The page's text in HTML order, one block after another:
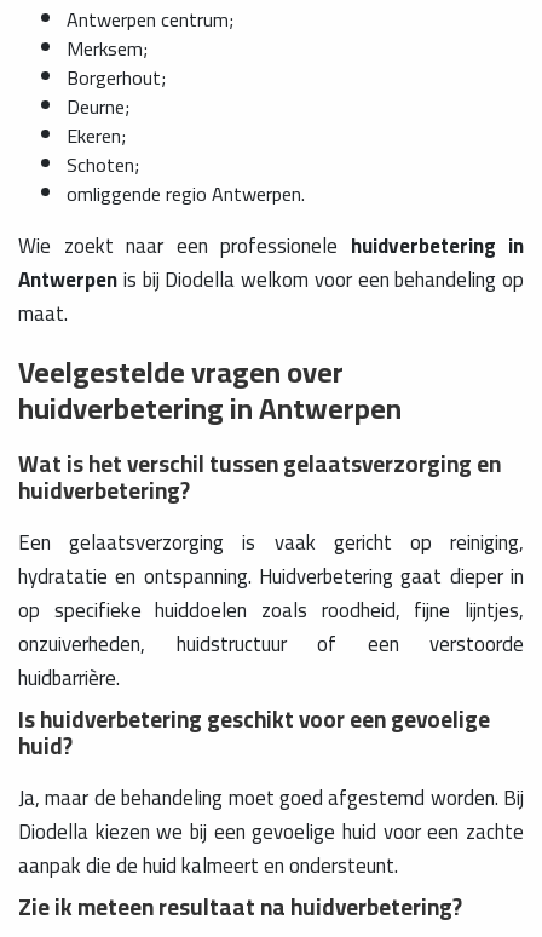
Antwerpen centrum;
Merksem;
Borgerhout;
Deurne;
Ekeren;
Schoten;
omliggende regio Antwerpen.
Wie zoekt naar een professionele huidverbetering in
Antwerpenis bij Diodella welkom voor een behandeling op
maat.
Veelgestelde vragen over
huidverbetering in Antwerpen
Wat is het verschil tussen gelaatsverzorging en
huidverbetering?
Een gelaatsverzorging is vaak gericht op reiniging,
hydratatie en ontspanning. Huidverbetering gaat dieper in
op specifieke huiddoelen zoals roodheid, fijne lijntjes,
onzuiverheden, huidstructuur of een verstoorde
huidbarrière.
Is huidverbetering geschikt voor een gevoelige
huid?
Ja, maar de behandeling moet goed afgestemd worden. Bij
Diodella kiezen we bij een gevoelige huid voor een zachte
aanpak die de huid kalmeert en ondersteunt.
Zie ik meteen resultaat na huidverbetering?